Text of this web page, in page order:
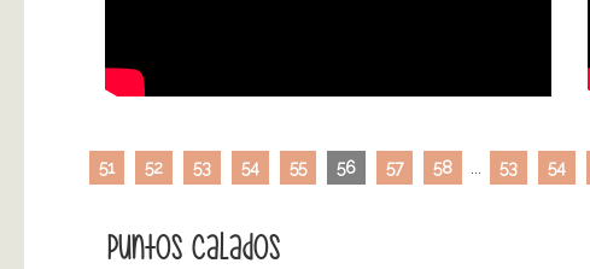
51 52 53 54 55 56 57 58 53 54
Puntos Calados